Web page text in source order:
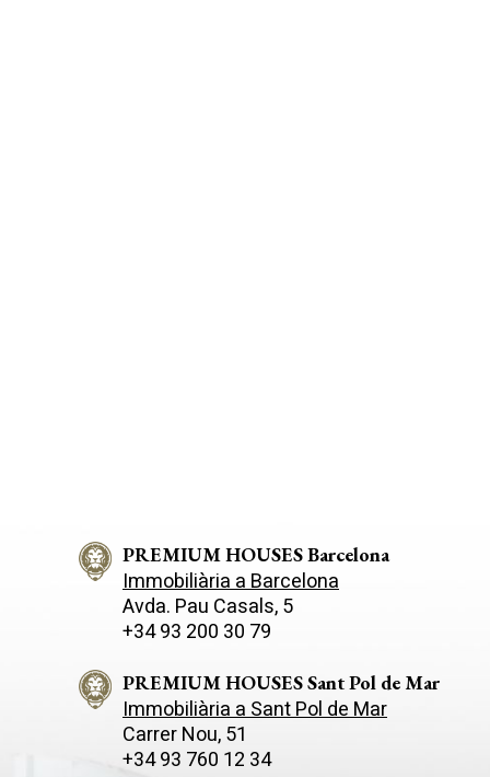
PREMIUM HOUSES Barcelona
Immobiliària a Barcelona
Avda. Pau Casals, 5
+34 93 200 30 79
PREMIUM HOUSES Sant Pol de Mar
Immobiliària a Sant Pol de Mar
Carrer Nou, 51
+34 93 760 12 34